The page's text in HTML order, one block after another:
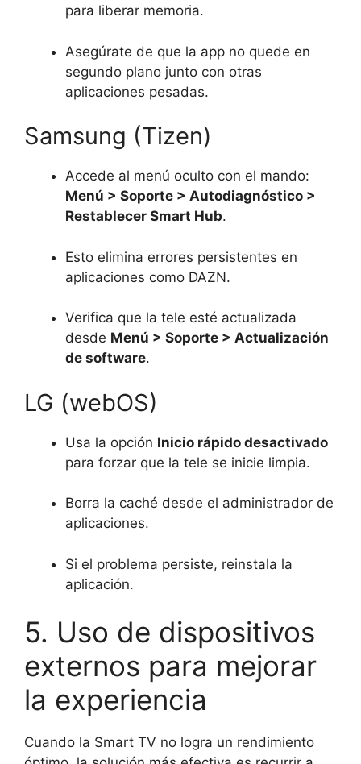
para liberar memoria.
Asegúrate de que la app no quede en
segundo plano junto con otras
aplicaciones pesadas.
Samsung (Tizen)
Accede al menú oculto con el mando:
Menú > Soporte > Autodiagnóstico >
Restablecer Smart Hub.
Esto elimina errores persistentes en
aplicaciones como DAZN.
Verifica que la tele esté actualizada
desde Menú > Soporte > Actualización
de software.
LG (webOS)
Usa la opción Inicio rápido desactivado
para forzar que la tele se inicie limpia.
Borra la caché desde el administrador de
aplicaciones.
Si el problema persiste, reinstala la
aplicación.
5. Uso de dispositivos
externos para mejorar
la experiencia
Cuando la Smart TV no logra un rendimiento